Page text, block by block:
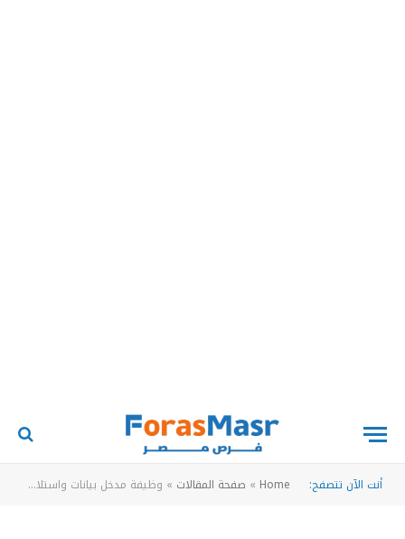
أنت الآن تتصفح: Home
» صفحة المقالات » وظيفة مدخل بيانات واستلامات – المنصورة – الدقهلية | شركة زهران